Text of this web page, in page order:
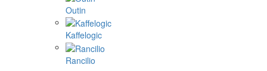
Outin
Kaffelogic
Rancilio